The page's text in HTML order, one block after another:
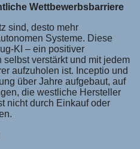
Wettbewerbsbarriere
sind, desto mehr
Systeme. Diese
KI – ein positiver
verstärkt und mit jedem
aufzuholen ist. Inceptio und
über Jahre aufgebaut, auf
die westliche Hersteller
nicht durch Einkauf oder